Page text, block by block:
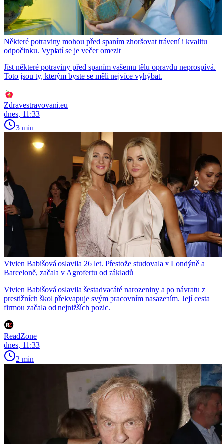
Některé potraviny mohou před spaním zhoršovat trávení i kvalitu
odpočinku. Vyplatí se je večer omezit
Jíst některé potraviny před spaním vašemu tělu opravdu neprospívá.
Toto jsou ty, kterým byste se měli nejvíce vyhýbat.
Zdravestravovani.eu
dnes, 11:33
3 min
Vivien Babišová oslavila 26 let. Přestože studovala v Londýně a
Barceloně, začala v Agrofertu od základů
Vivien Babišová oslavila šestadvacáté narozeniny a po návratu z
prestižních škol překvapuje svým pracovním nasazením. Její cesta
firmou začala od nejnižších pozic.
ReadZone
dnes, 11:33
2 min